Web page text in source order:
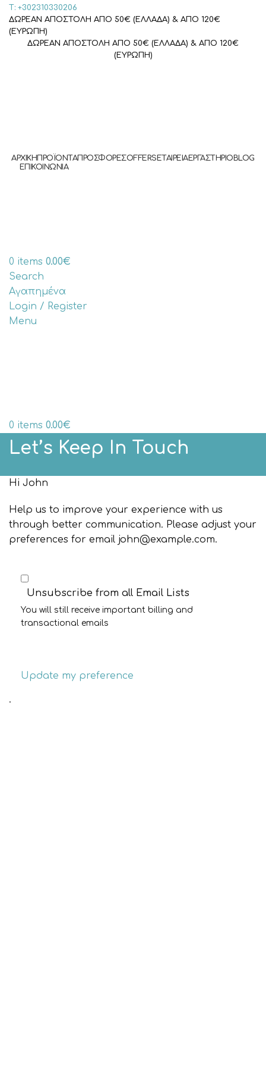
Τ: +302310330206
ΔΩΡΕΑΝ ΑΠΟΣΤΟΛΗ ΑΠΟ 50€ (ΕΛΛΑΔΑ) & ΑΠΟ 120€
(ΕΥΡΩΠΗ)
ΔΩΡΕΑΝ ΑΠΟΣΤΟΛΗ ΑΠΟ 50€ (ΕΛΛΑΔΑ) & ΑΠΟ 120€
(ΕΥΡΩΠΗ)
ΑΡΧΙΚΉΠΡΟΪΌΝΤΑΠΡΟΣΦΟΡΈΣOFFERS ΕΤΑΙΡΕΊΑΕΡΓΑΣΤΉΡΙΟ BLOG
ΕΠΙΚΟΙΝΩΝΊΑ
0 items 0.00€
Search
Αγαπημένα
Login / Register
Menu
0 items 0.00€
Let’s Keep In Touch
Hi John
Help us to improve your experience with us
through better communication. Please adjust your
preferences for email john@example.com.
Unsubscribe from all Email Lists
You will still receive important billing and
transactional emails
Update my preference
.